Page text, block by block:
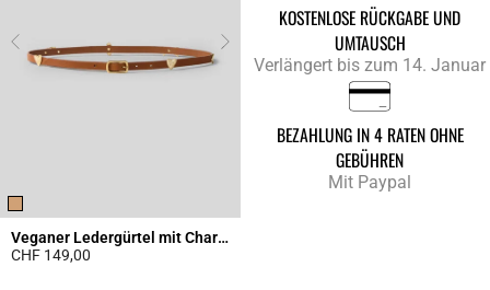
Veganer Ledergürtel mit Charms
CHF 149,00
KOSTENLOSE RÜCKGABE UND
UMTAUSCH
Verlängert bis zum 14. Januar
BEZAHLUNG IN 4 RATEN OHNE
GEBÜHREN
Mit Paypal